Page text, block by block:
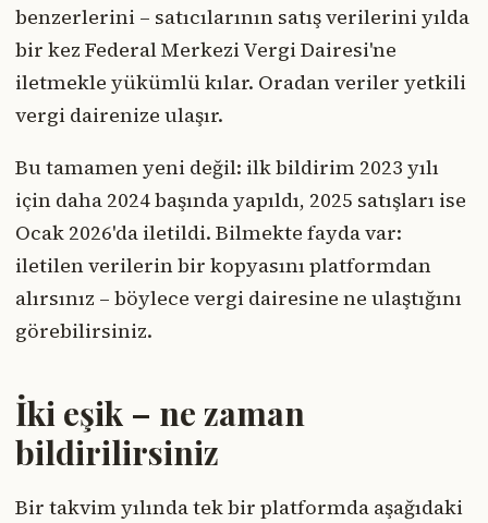
benzerlerini – satıcılarının satış verilerini yılda
bir kez Federal Merkezi Vergi Dairesi'ne
iletmekle yükümlü kılar. Oradan veriler yetkili
vergi dairenize ulaşır.
Bu tamamen yeni değil: ilk bildirim 2023 yılı
için daha 2024 başında yapıldı, 2025 satışları ise
Ocak 2026'da iletildi. Bilmekte fayda var:
iletilen verilerin bir kopyasını platformdan
alırsınız – böylece vergi dairesine ne ulaştığını
görebilirsiniz.
İki eşik – ne zaman
bildirilirsiniz
Bir takvim yılında tek bir platformda aşağıdaki